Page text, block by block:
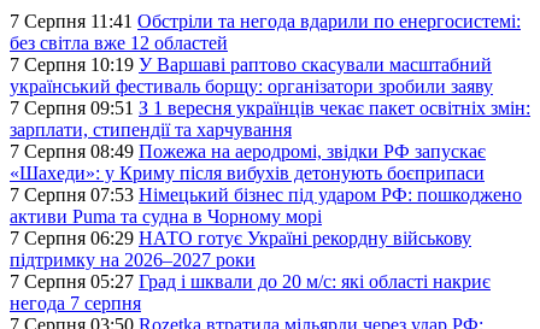
7 Серпня 11:41 Обстріли та негода вдарили по енергосистемі:
без світла вже 12 областей
7 Серпня 10:19 У Варшаві раптово скасували масштабний
український фестиваль борщу: організатори зробили заяву
7 Серпня 09:51 З 1 вересня українців чекає пакет освітніх змін:
зарплати, стипендії та харчування
7 Серпня 08:49 Пожежа на аеродромі, звідки РФ запускає
«Шахеди»: у Криму після вибухів детонують боєприпаси
7 Серпня 07:53 Німецький бізнес під ударом РФ: пошкоджено
активи Puma та судна в Чорному морі
7 Серпня 06:29 НАТО готує Україні рекордну військову
підтримку на 2026–2027 роки
7 Серпня 05:27 Град і шквали до 20 м/с: які області накриє
негода 7 серпня